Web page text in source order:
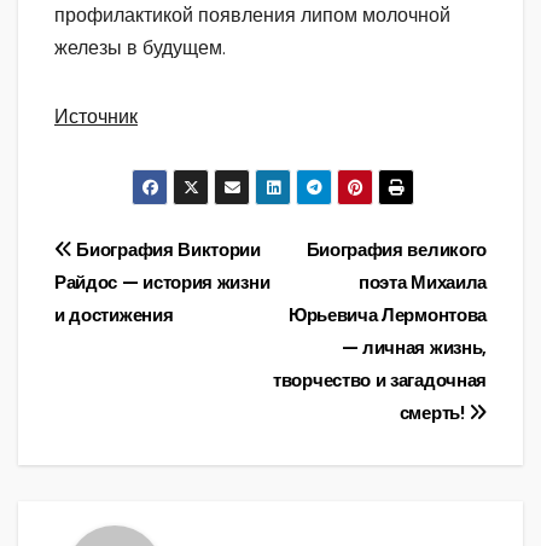
профилактикой появления липом молочной
железы в будущем.
Источник
Навигация
по
Биография великого
поэта Михаила
Юрьевича Лермонтова
— личная жизнь,
творчество и загадочная
смерть!
Биография Виктории
Райдос — история жизни
и достижения